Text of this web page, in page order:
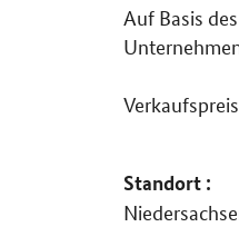
Auf Basis
Standort :